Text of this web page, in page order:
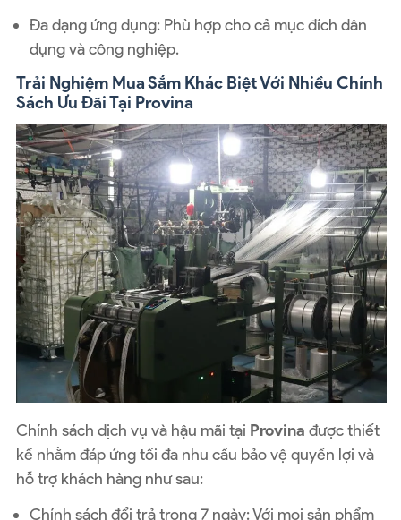
Đa dạng ứng dụng: Phù hợp cho cả mục đích dân
dụng và công nghiệp.
Trải Nghiệm Mua Sắm Khác Biệt Với Nhiều Chính
Sách Ưu Đãi Tại Provina
Chính sách dịch vụ và hậu mãi tại Provina được thiết
kế nhằm đáp ứng tối đa nhu cầu bảo vệ quyền lợi và
hỗ trợ khách hàng như sau:
Chính sách đổi trả trong 7 ngày: Với mọi sản phẩm